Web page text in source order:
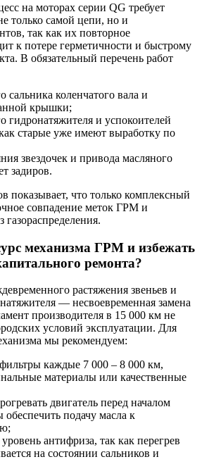
на моторах серии QG требует
только самой цепи, но и
так как их повторное
к потере герметичности и быстрому
В обязательный перечень работ
сальника коленчатого вала и
крышки;
гидронатяжителя и успокоителей
старые уже имеют выработку по
звездочек и привода масляного
задиров.
показывает, что только комплексный
совпадение меток ГРМ и
газораспределения.
механизма ГРМ и избежать
ремонта?
растяжения звеньев и
— несвоевременная замена
производителя в 15 000 км не
условий эксплуатации. Для
мы рекомендуем:
каждые 7 000 – 8 000 км,
материалы или качественные
двигатель перед началом
подачу масла к
антифриза, так как перегрев
на состоянии сальников и